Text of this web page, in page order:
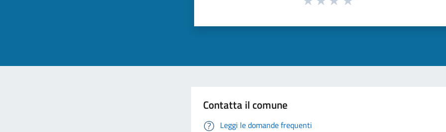
Contatta il comune
Leggi le domande frequenti